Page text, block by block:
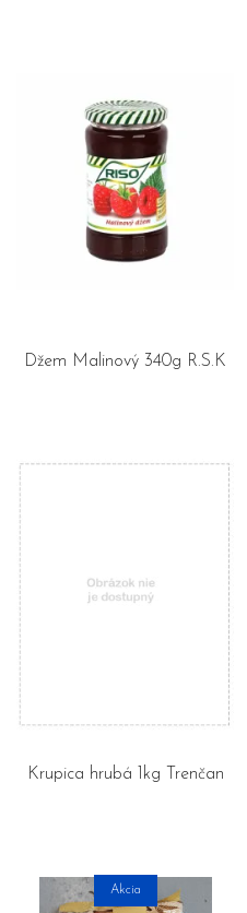
Džem Malinový 340g R.S.K
Krupica hrubá 1kg Trenčan
Akcia